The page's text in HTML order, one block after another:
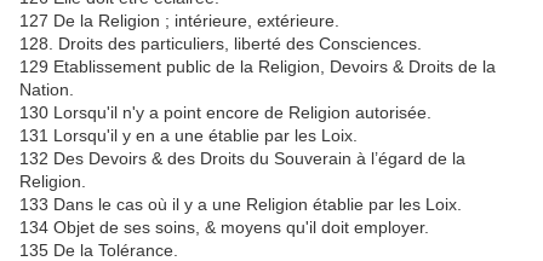
127 De la Religion ; intérieure, extérieure.
128. Droits des particuliers, liberté des Consciences.
129 Etablissement public de la Religion, Devoirs & Droits de la
Nation.
130 Lorsqu'il n'y a point encore de Religion autorisée.
131 Lorsqu'il y en a une établie par les Loix.
132 Des Devoirs & des Droits du Souverain à l’égard de la
Religion.
133 Dans le cas où il y a une Religion établie par les Loix.
134 Objet de ses soins, & moyens qu'il doit employer.
135 De la Tolérance.